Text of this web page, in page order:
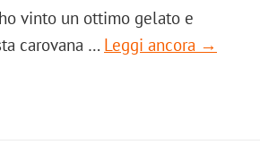
vinto un ottimo gelato e
carovana … Leggi ancora →